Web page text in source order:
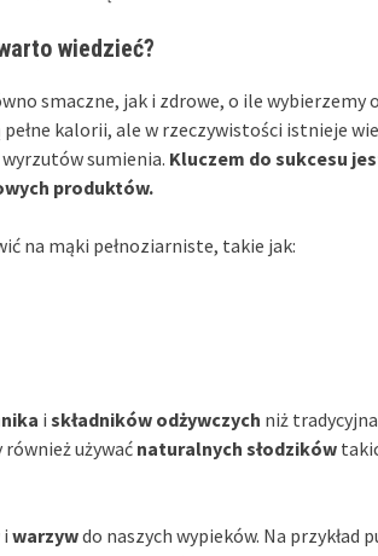
wiedzieć?
smaczne, jak i zdrowe, o ile wybierzemy
pełne kalorii, ale w rzeczywistości istnieje
sumienia. Kluczem do sukcesu
produktów.
na mąki pełnoziarniste, takie jak:
i składników odżywczych niż
używać naturalnych słodzików
i warzywdo naszych wypieków. Na przykład